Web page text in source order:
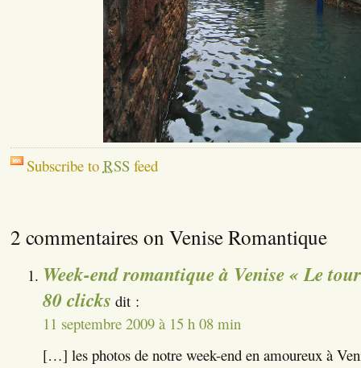
Subscribe to RSSfeed
2 commentaires on Venise Romantique
Week-end romantique à Venise « Le
80 clicks dit :
11 septembre 2009 à 15 h 08 min
[…] les photos de notre week-end en amoureux à